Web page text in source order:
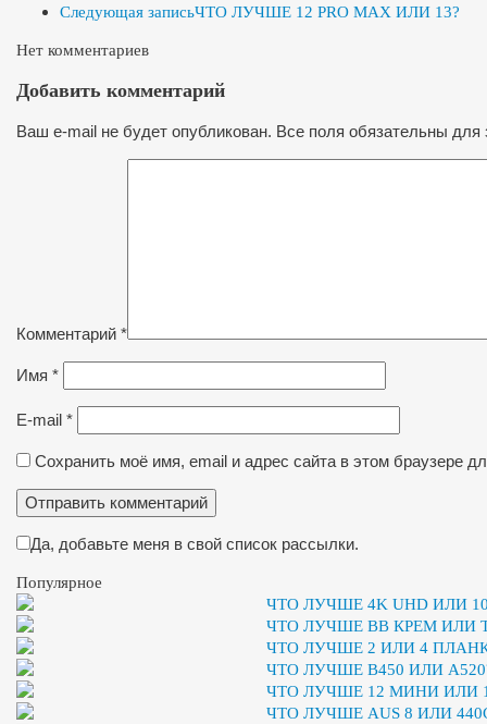
Следующая записьЧТО ЛУЧШЕ 12 PRO MAX ИЛИ 13?
Нет комментариев
Добавить комментарий
Ваш e-mail не будет опубликован. Все поля обязательны для
Комментарий *
Имя *
E-mail *
Сохранить моё имя, email и адрес сайта в этом браузере
Да, добавьте меня в свой список рассылки.
Популярное
ЧТО ЛУЧШЕ 4K UHD ИЛИ
ЧТО ЛУЧШЕ BB КРЕМ ИЛИ
ЧТО ЛУЧШЕ 2 ИЛИ 4
ЧТО ЛУЧШЕ B450 ИЛИ
ЧТО ЛУЧШЕ 12 МИНИ ИЛИ
ЧТО ЛУЧШЕ AUS 8 ИЛИ